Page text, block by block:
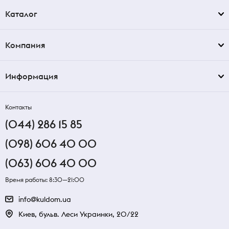
Каталог
Компания
Информация
Контакты
(044) 286 15 85
(098) 606 40 00
(063) 606 40 00
Время работы: 8:30—21:00
info@kuldom.ua
Киев, бульв. Леси Украинки, 20/22